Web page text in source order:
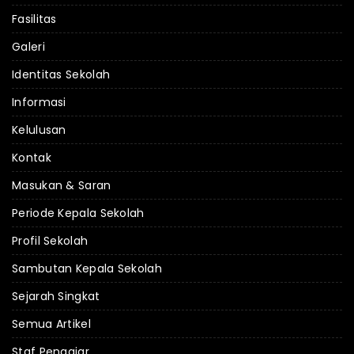
Fasilitas
Galeri
Identitas Sekolah
Informasi
Kelulusan
Kontak
Masukan & Saran
Periode Kepala Sekolah
Profil Sekolah
Sambutan Kepala Sekolah
Sejarah Singkat
Semua Artikel